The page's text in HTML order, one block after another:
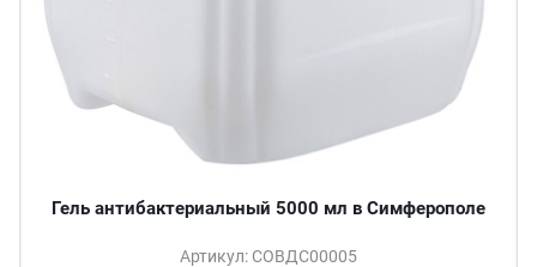
Гель антибактериальный 5000 мл в Симферополе
Артикул: СОВДС00005